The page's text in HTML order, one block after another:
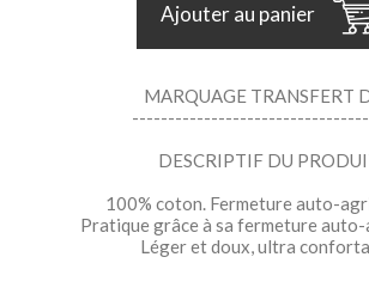
Ajouter au panier
MARQUAGE TRANSFERT
DESCRIPTIF DU
100% coton. Fermeture auto-
Pratique grâce à sa fermeture
Léger et doux, ultra